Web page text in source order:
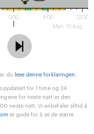
0:00 6:00
12:00
Man 10 Aug
du lese denne forklaringen.
for 1 time og 24
for neste natt er den
neste natt. Vi anbefaler alltid å
er gode for å se de større